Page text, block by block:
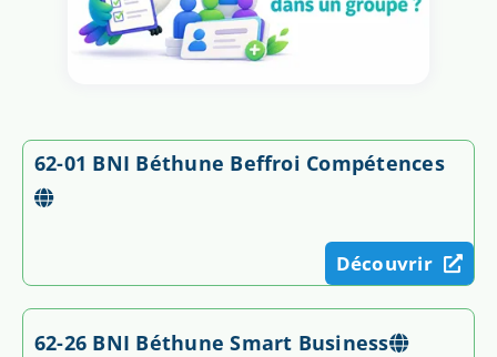
62-01 BNI Béthune Beffroi Compétences
Découvrir
62-26 BNI Béthune Smart Business